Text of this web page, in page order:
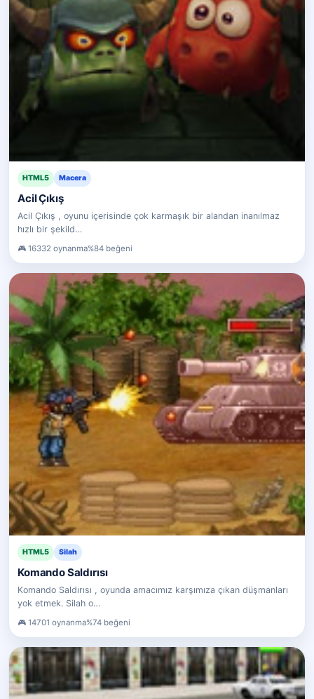
HTML5 Macera
Acil Çıkış
Acil Çıkış , oyunu içerisinde çok karmaşık bir alandan inanılmaz
hızlı bir şekild…
16332 oynanma%84 beğeni
HTML5 Silah
Komando Saldırısı
Komando Saldırısı , oyunda amacımız karşımıza çıkan düşmanları
yok etmek. Silah o…
14701 oynanma%74 beğeni